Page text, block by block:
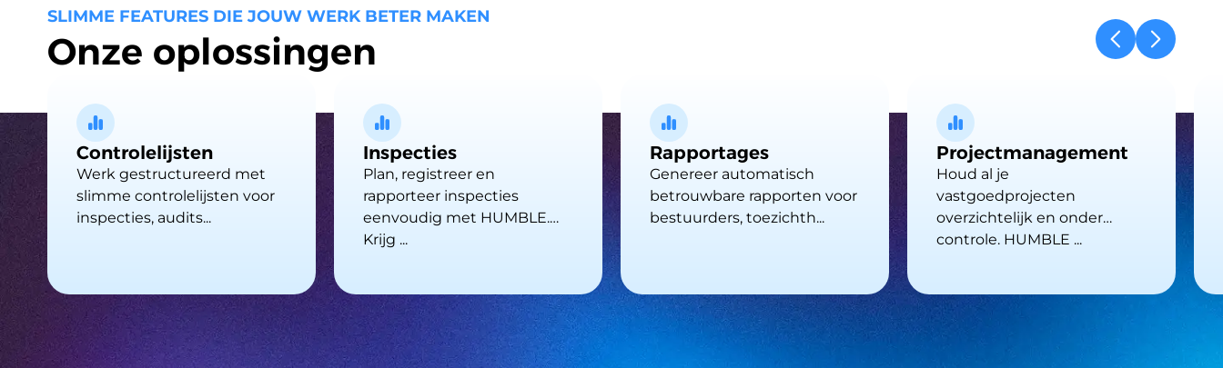
SLIMME FEATURES DIE JOUW WERK BETER MAKEN
Onze oplossingen
Controlelijsten
Werk gestructureerd met
slimme controlelijsten voor
inspecties, audits...
Inspecties
Plan, registreer en
rapporteer inspecties
eenvoudig met HUMBLE.
Krijg ...
Rapportages
Genereer automatisch
betrouwbare rapporten voor
bestuurders, toezichth...
Projectmanagement
Houd al je
vastgoedprojecten
overzichtelijk en onder
controle. HUMBLE ...